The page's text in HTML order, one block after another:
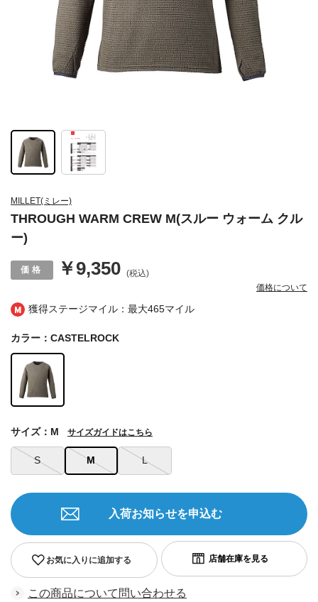
獲得ステージマイル：最大465マイル
MILLET(ミレー)
THROUGH WARM CREW M(スルー ウォーム クル
ー)
￥9,350 (税込)
価格について
カラー：CASTELROCK
S M L
サイズ：M サイズガイドはこちら
お気に入りに追加する
入荷お知らせを申込む
この商品について問い合わせる